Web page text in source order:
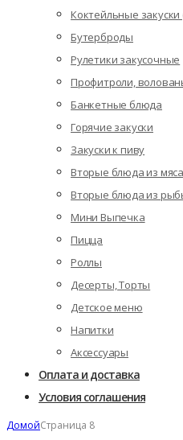
Коктейльные закуски
Бутерброды
Рулетики закусочные
Профитроли,
Банкетные блюда
Горячие закуски
Закуски к пиву
Вторые блюда из
Вторые блюда из
Мини Выпечка
Пицца
Роллы
Десерты, Торты
Детское меню
Напитки
Аксессуары
Оплата и доставка
Условия соглашения
ДомойСтраница 8